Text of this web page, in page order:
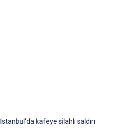
İstanbul'da kafeye silahlı saldırı